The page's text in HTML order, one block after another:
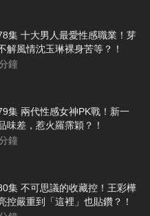
集 十大男人最愛性感職業！芽
解風情沈玉琳裸身苦等？！
鐘
集 兩代性感女神PK戰！新一
味差，惹火羅霈穎？！
鐘
集 不可思議的收藏控！王彩樺
控嚴重到「這裡」也貼鑽？！